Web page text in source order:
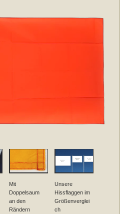
Mit
Doppelsaum
an den
Rändern
Unsere
Hissflaggen im
Größenverglei
ch